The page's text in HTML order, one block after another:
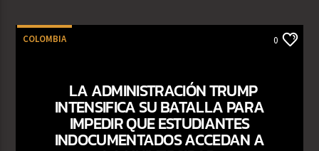
COLOMBIA 0
LA ADMINISTRACIÓN TRUMP
INTENSIFICA SU BATALLA PARA
IMPEDIR QUE ESTUDIANTES
INDOCUMENTADOS ACCEDAN A